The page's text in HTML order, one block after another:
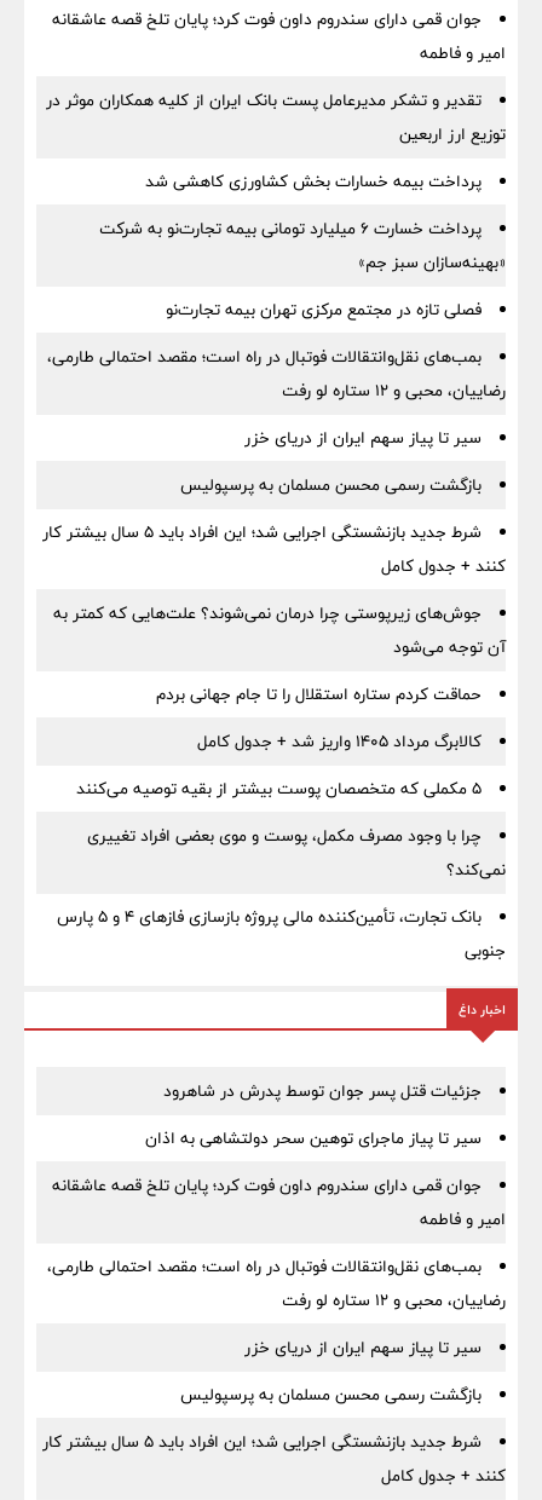
جوان قمی دارای سندروم داون فوت کرد؛ پایان تلخ قصه عاشقانه
امیر و فاطمه
تقدیر و تشکر مدیرعامل پست بانک ایران از کلیه همکاران موثر در
توزیع ارز اربعین
پرداخت بیمه خسارات بخش کشاورزی کاهشی شد
پرداخت خسارت ۶ میلیارد تومانی بیمه تجارت‌نو به شرکت
«بهینه‌سازان سبز جم»
فصلی تازه در مجتمع مرکزی تهران بیمه تجارت‌نو
بمب‌های نقل‌وانتقالات فوتبال در راه است؛ مقصد احتمالی طارمی،
رضاییان، محبی و ۱۲ ستاره لو رفت
سیر تا پیاز سهم ایران از دریای خزر
بازگشت رسمی محسن مسلمان به پرسپولیس
شرط جدید بازنشستگی اجرایی شد؛ این افراد باید ۵ سال بیشتر کار
کنند + جدول کامل
جوش‌های زیرپوستی چرا درمان نمی‌شوند؟ علت‌هایی که کمتر به
آن توجه می‌شود
حماقت کردم ستاره استقلال را تا جام جهانی بردم
کالابرگ مرداد ۱۴۰۵ واریز شد + جدول کامل
۵ مکملی که متخصصان پوست بیشتر از بقیه توصیه می‌کنند
چرا با وجود مصرف مکمل، پوست و موی بعضی افراد تغییری
نمی‌کند؟
بانک تجارت، تأمین‌کننده مالی پروژه بازسازی فازهای ۴ و ۵ پارس
جنوبی
اخبار داغ
جزئیات قتل پسر جوان توسط پدرش در شاهرود
سیر تا پیاز ماجرای توهین سحر دولتشاهی به اذان
جوان قمی دارای سندروم داون فوت کرد؛ پایان تلخ قصه عاشقانه
امیر و فاطمه
بمب‌های نقل‌وانتقالات فوتبال در راه است؛ مقصد احتمالی طارمی،
رضاییان، محبی و ۱۲ ستاره لو رفت
سیر تا پیاز سهم ایران از دریای خزر
بازگشت رسمی محسن مسلمان به پرسپولیس
شرط جدید بازنشستگی اجرایی شد؛ این افراد باید ۵ سال بیشتر کار
کنند + جدول کامل